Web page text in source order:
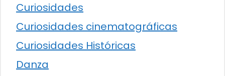
Curiosidades
Curiosidades cinematográficas
Curiosidades Históricas
Danza